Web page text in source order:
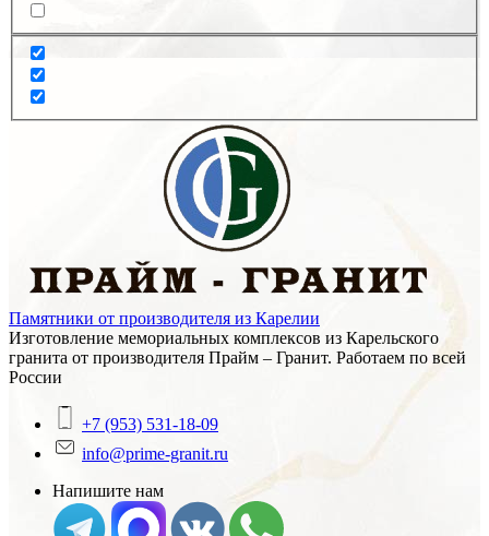
Памятники от производителя из Карелии
Изготовление мемориальных комплексов из Карельского
гранита от производителя Прайм – Гранит. Работаем по всей
России
+7 (953) 531-18-09
info@prime-granit.ru
Напишите нам